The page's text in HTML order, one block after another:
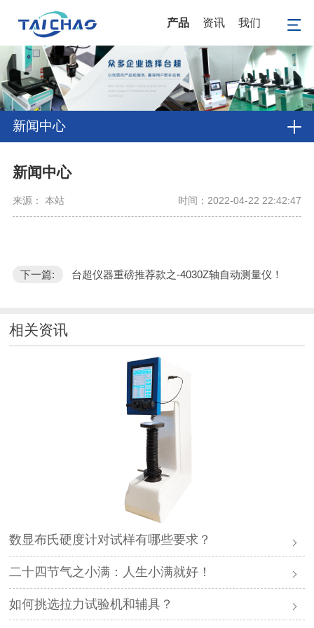
产品 资讯 我们
新闻中心
新闻中心
来源： 本站 时间：2022-04-22 22:42:47
下一篇: 台超仪器重磅推荐款之-4030Z轴自动测量仪！
相关资讯
数显布氏硬度计对试样有哪些要求？
二十四节气之小满：人生小满就好！
如何挑选拉力试验机和辅具？